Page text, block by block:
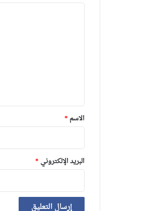
*
الاسم *
البريد الإلكتروني *